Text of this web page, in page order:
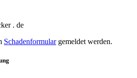
. de
Schadenformulargemeldet werden.